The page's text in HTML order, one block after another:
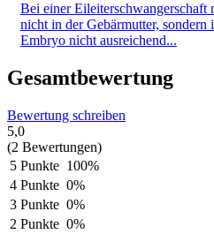
Bei einer Eileiterschwangerschaft
nicht in der Gebärmutter,
Embryo nicht ausreichend...
Gesamtbewertung
Bewertung schreiben
5,0
(2 Bewertungen)
5 Punkte 100%
4 Punkte 0%
3 Punkte 0%
2 Punkte 0%